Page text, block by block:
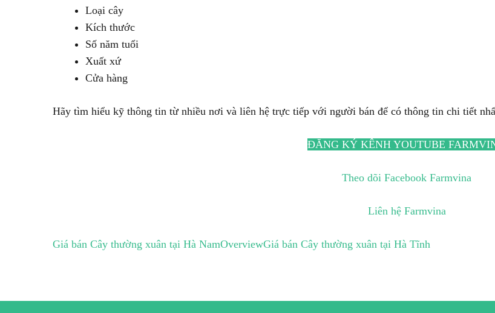
Loại cây
Kích thước
Số năm tuổi
Xuất xứ
Cửa hàng
Hãy tìm hiểu kỹ thông tin từ nhiều nơi và liên hệ trực tiếp với người bán để có thông tin chi tiết
ĐĂNG KÝ KÊNH YOUTUBE
Theo dõi Facebook Farmvina
Liên hệ Farmvina
Giá bán Cây thường xuân tại Hà NamOverviewGiá bán Cây thường xuân tại Hà Tĩnh